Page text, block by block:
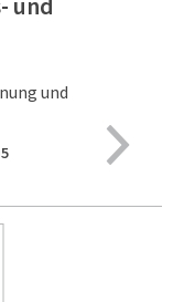
und